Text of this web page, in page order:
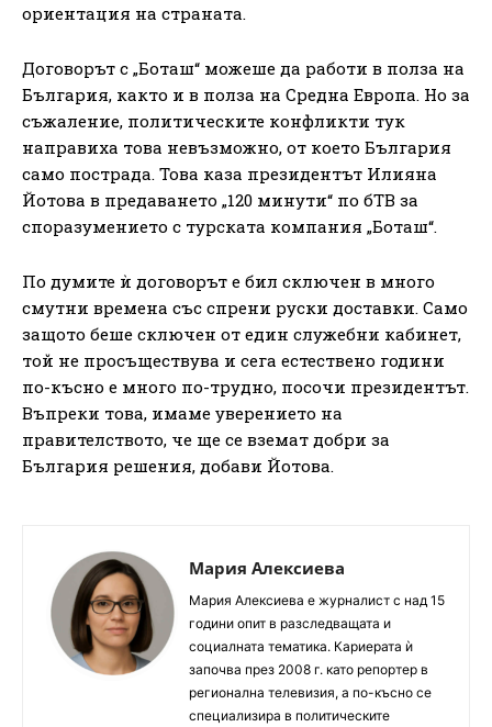
ориентация на страната.
Договорът с „Боташ“ можеше да работи в полза на
България, както и в полза на Средна Европа. Но за
съжаление, политическите конфликти тук
направиха това невъзможно, от което България
само пострада. Това каза президентът Илияна
Йотова в предаването „120 минути“ по бТВ за
споразумението с турската компания „Боташ“.
По думите ѝ договорът е бил сключен в много
смутни времена със спрени руски доставки. Само
защото беше сключен от един служебни кабинет,
той не просъществува и сега естествено години
по-късно е много по-трудно, посочи президентът.
Въпреки това, имаме уверението на
правителството, че ще се вземат добри за
България решения, добави Йотова.
Мария Алексиева
Мария Алексиева е журналист с над 15
години опит в разследващата и
социалната тематика. Кариерата ѝ
започва през 2008 г. като репортер в
регионална телевизия, а по-късно се
специализира в политическите